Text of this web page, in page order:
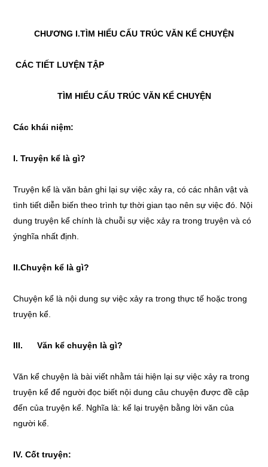
CHƯƠNG I.TÌM HIỂU CẤU TRÚC VĂN KỂ CHUYỆN
CÁC TIẾT LUYỆN TẬP
TÌM HIỂU CẤU TRÚC VĂN KỂ CHUYỆN
Các khái niệm:
I. Truyện kể là gì?
Truyện kể là văn bản ghi lại sự việc xảy ra, có các nhân vật và
tình tiết diễn biến theo trình tự thời gian tạo nên sự việc đó. Nội
dung truyện kể chính là chuỗi sự việc xảy ra trong truyện và có
ýnghĩa nhất định.
II.Chuyện kể là gì?
Chuyện kể là nội dung sự việc xảy ra trong thực tế hoặc trong
truyện kể.
III. Văn kể chuyện là gì?
Văn kể chuyện là bài viết nhằm tái hiện lại sự việc xảy ra trong
truyện kể để người đọc biết nội dung câu chuyện được đề cập
đến của truyện kể. Nghĩa là: kể lại truyện bằng lời văn của
người kể.
IV. Cốt truyện: